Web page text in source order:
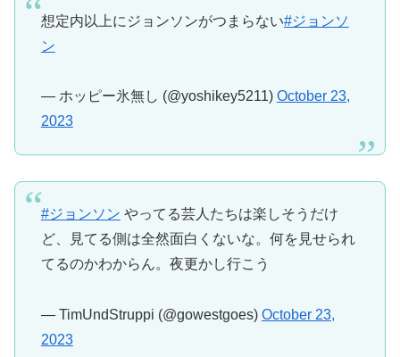
想定内以上にジョンソンがつまらない#ジョンソ
ン
— ホッピー氷無し (@yoshikey5211) October 23,
2023
#ジョンソン やってる芸人たちは楽しそうだけ
ど、見てる側は全然面白くないな。何を見せられ
てるのかわからん。夜更かし行こう
— TimUndStruppi (@gowestgoes) October 23,
2023